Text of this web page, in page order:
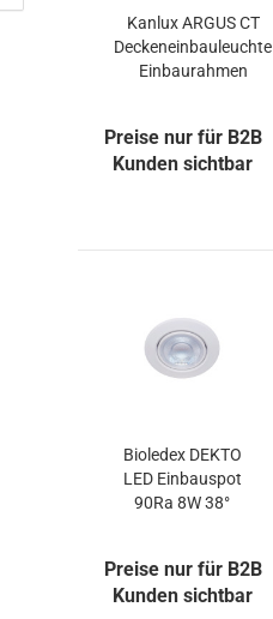
Kanlux ARGUS CT
Deckeneinbauleuchte
Einbaurahmen
Preise nur für B2B
Kunden sichtbar
Bioledex DEKTO
LED Einbauspot
90Ra 8W 38°
schwenkbar Ra90
Preise nur für B2B
Kunden sichtbar